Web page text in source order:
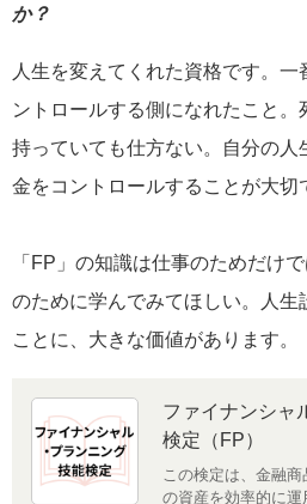
か？
人生を変えてくれた資格です。一
ントロールする側になれたこと
持っていても仕方ない。自分の人
金をコントロールすることが大切
「FP」の知識は仕事のためだけ
のために学んでみてほしい。人生
ことに、大きな価値があります。
ファイナンシャ
検定（FP）
この検定は、金融
の資産を効率的に運